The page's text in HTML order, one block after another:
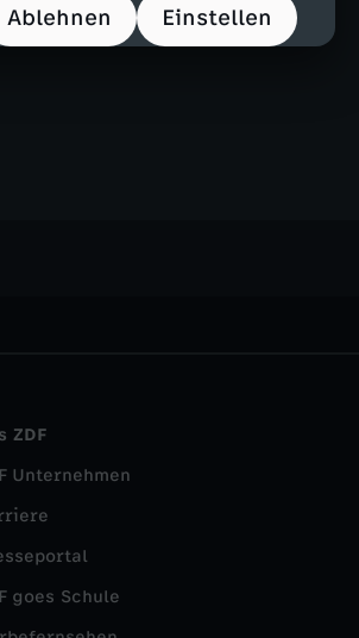
Ablehnen Einstellen
an!
ZDF
Unternehmen
goes Schule